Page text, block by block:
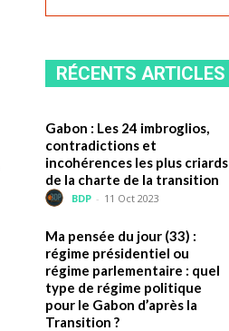
RÉCENTS ARTICLES
Gabon : Les 24 imbroglios,
contradictions et
incohérences les plus criards
de la charte de la transition
BDP - 11 Oct 2023
Ma pensée du jour (33) :
régime présidentiel ou
régime parlementaire : quel
type de régime politique
pour le Gabon d’après la
Transition ?